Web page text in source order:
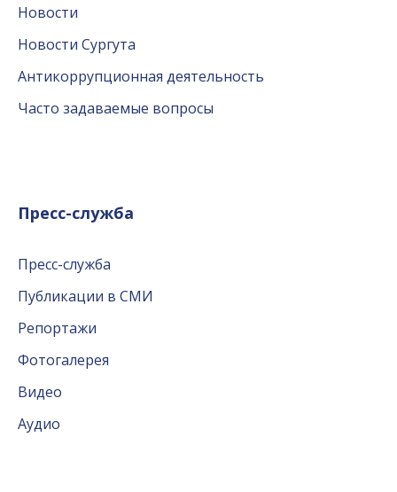
Новости
Новости Сургута
Антикоррупционная деятельность
Часто задаваемые вопросы
Пресс-служба
Пресс-служба
Публикации в СМИ
Репортажи
Фотогалерея
Видео
Аудио